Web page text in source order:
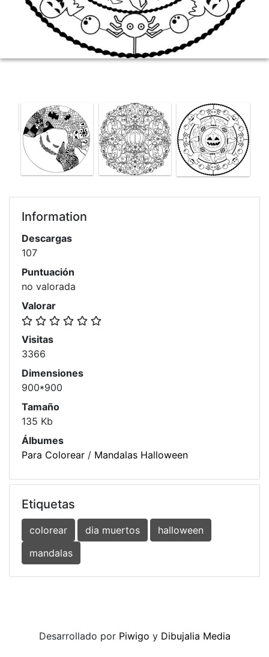
Information
Descargas
107
Puntuación
no valorada
Valorar
Visitas
3366
Dimensiones
900*900
Tamaño
135 Kb
Álbumes
Para Colorear / Mandalas Halloween
Etiquetas
colorear dia muertos
halloween
mandalas
Desarrollado por Piwigo y Dibujalia Media